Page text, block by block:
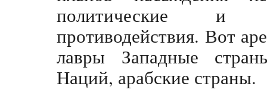
политические и
противодействия. Вот
лавры Западные
Наций, арабские страны.